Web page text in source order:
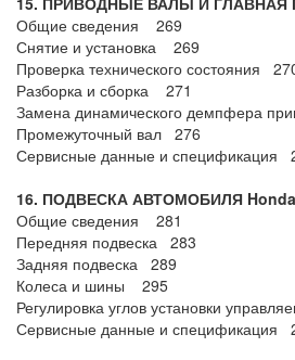
Общие сведения 269
Снятие и установка 269
Проверка технического состояния
Разборка и сборка 271
Замена динамического демпфера
Промежуточный вал 276
Сервисные данные и спецификация
16. ПОДВЕСКА АВТОМОБИЛЯ
Общие сведения 281
Передняя подвеска 283
Задняя подвеска 289
Колеса и шины 295
Регулировка углов установки
Сервисные данные и спецификация